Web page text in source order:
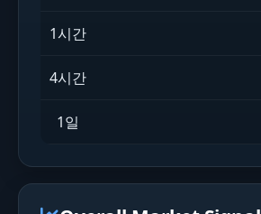
1시간
4시간
1일